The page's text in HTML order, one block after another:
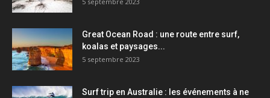
Great Ocean Road : une route entre surf,
koalas et paysages...
5 septembre 2023
Surf trip en Australie : les événements à ne